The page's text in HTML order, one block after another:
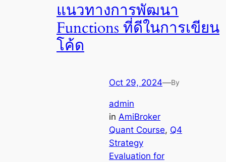
แนวทางการพัฒนา
Functions ที่ดีในการเขียน
โค้ด
Oct 29, 2024—By
admin
in AmiBroker
Quant Course, Q4
Strategy
Evaluation for